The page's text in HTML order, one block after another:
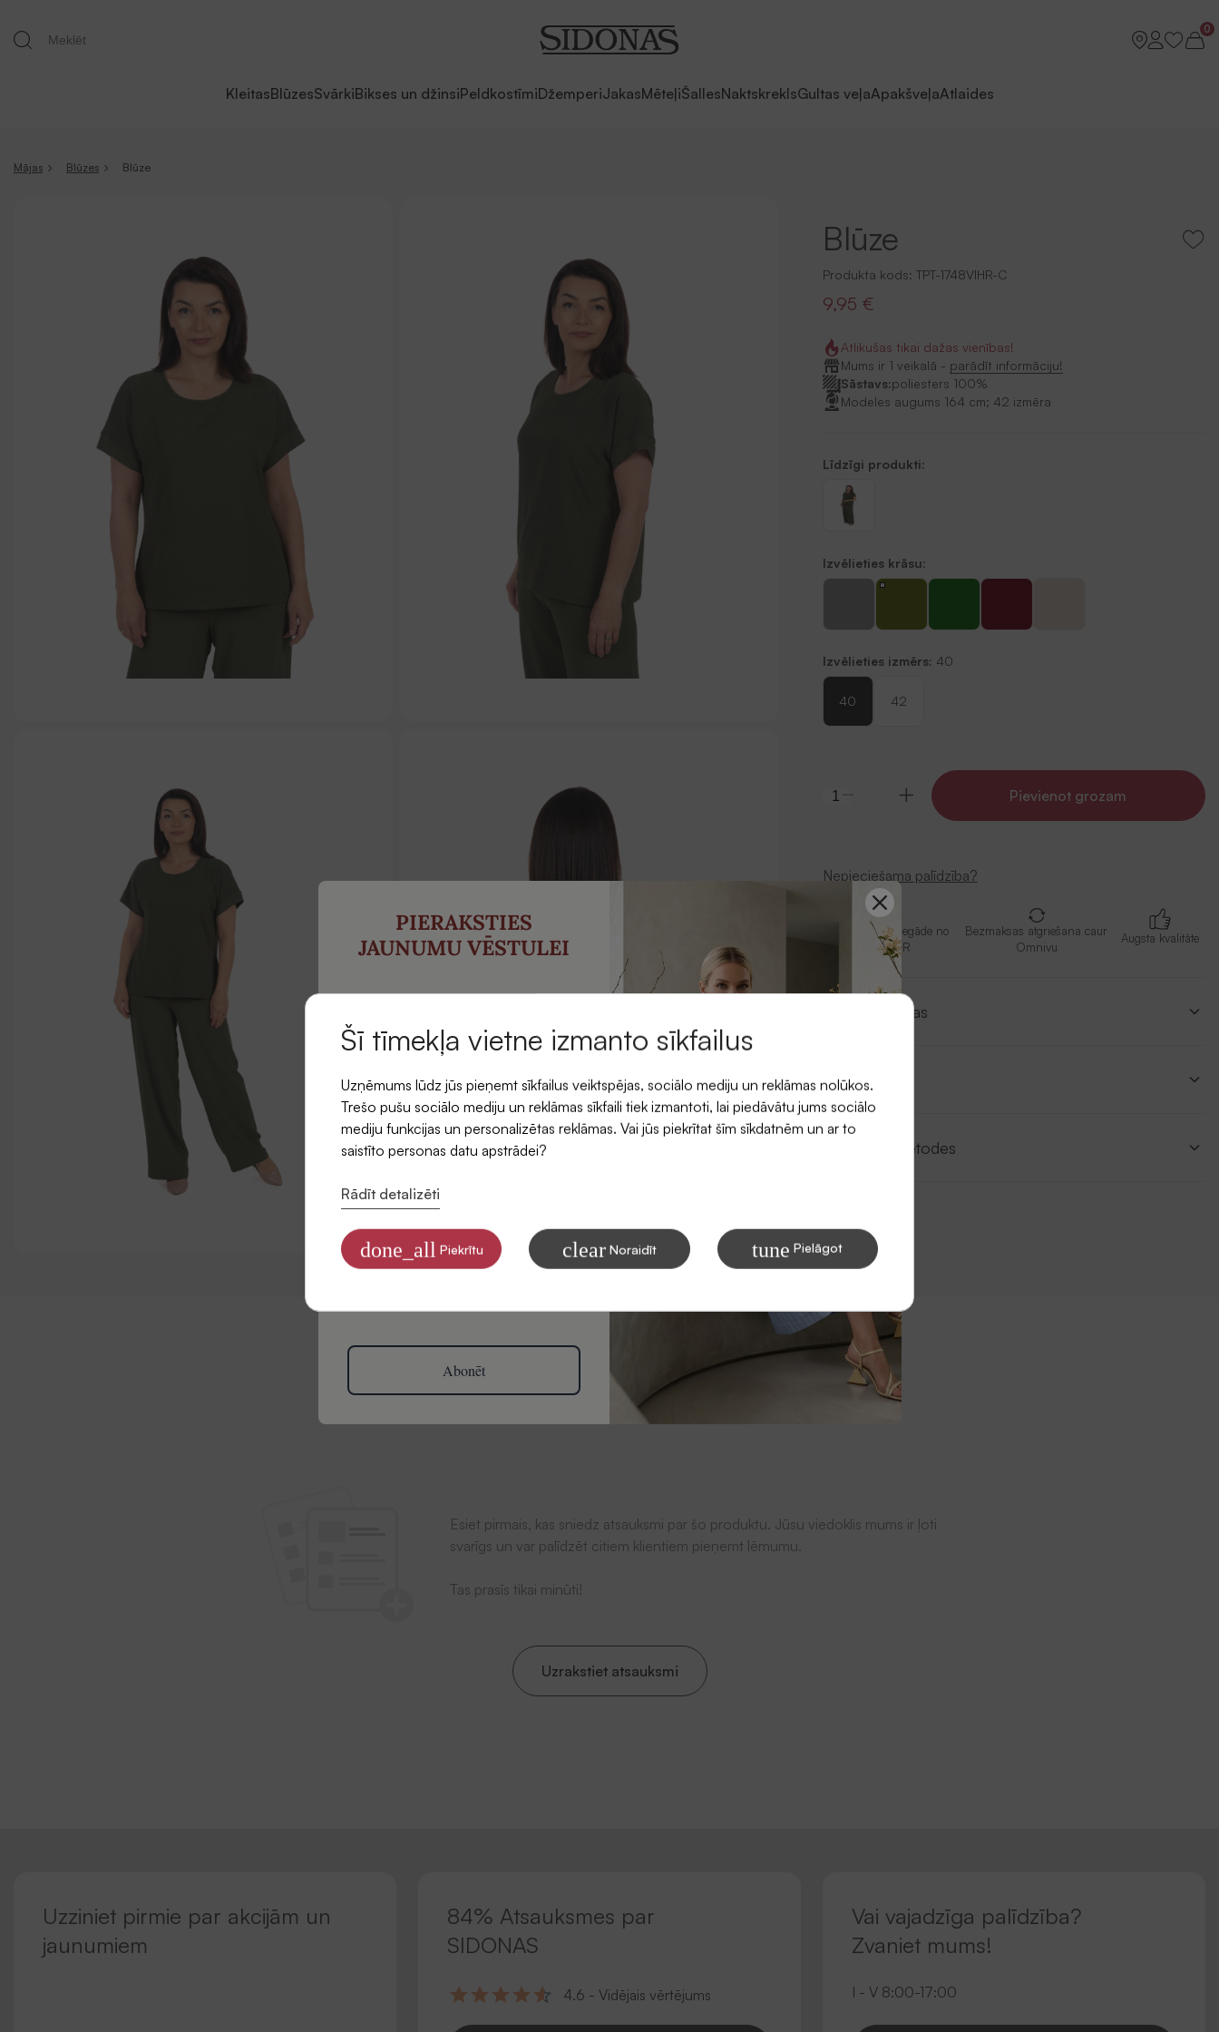
0
KleitasBlūzesSvārkiBikses un džinsiPeldkostīmiDžemperiJakasMēteļiŠallesNaktskreklsGultas veļaApakšveļaAtlaides
Mājas Blūzes Blūze
Blūze
Produkta kods: TPT-1748VIHR-C
9,95 €
Atlikušas tikai dažas vienības!
Mums ir 1 veikalā - parādīt informāciju!
Sāstavs:poliesters 100%
Modeles augums 164 cm; 42 izmēra
Līdzīgi produkti:
Izvēlieties krāsu:
Izvēlieties izmērs: 40
40 42
Pievienot grozam
Nepieciešama palīdzība?
Bezmaksas piegāde no
79 EUR
Bezmaksas atgriešana caur
Omnivu
Augsta kvalitāte
Izmēru tabulas
Apraksts
Piegādes metodes
Atsauksmes
Esiet pirmais, kas sniedz atsauksmi par šo produktu. Jūsu viedoklis mums ir ļoti
svarīgs un var palīdzēt citiem klientiem pieņemt lēmumu.
Tas prasīs tikai minūti!
Uzrakstiet atsauksmi
Uzziniet pirmie par akcijām un
jaunumiem
84% Atsauksmes par
SIDONAS
4.6 - Vidējais vērtējums
Vai vajadzīga palīdzība?
Zvaniet mums!
I - V 8:00-17:00
PIERAKSTIES
JAUNUMU VĒSTULEI
E-pasts
Piekrītu saņemt SIDONAS
Informāciju par to, kā apstrādājam Jūsu
Abonēt
Šī tīmekļa vietne izmanto sīkfailus
Uzņēmums lūdz jūs pieņemt sīkfailus veiktspējas, sociālo mediju un reklāmas nolūkos.
Trešo pušu sociālo mediju un reklāmas sīkfaili tiek izmantoti, lai piedāvātu jums sociālo
mediju funkcijas un personalizētas reklāmas. Vai jūs piekrītat šīm sīkdatnēm un ar to
saistīto personas datu apstrādei?
Rādīt detalizēti
done_all Piekrītu clear Noraidīt tune Pielāgot